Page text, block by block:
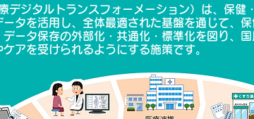
デジタルトランスフォーメーション）は、保健
ータを活用し、全体最適された基盤を通じて、
データ保存の外部化・共通化・標準化を図り、
アを受けられるようにする施策です。